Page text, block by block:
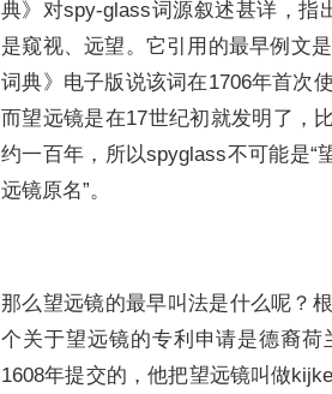
典》对spy-glass词源叙述甚详，指
是窥视、远望。它引用的最早例文
词典》电子版说该词在1706年首次
而望远镜是在17世纪初就发明了，
约一百年，所以spyglass不可能是“
远镜原名”。
那么望远镜的最早叫法是什么呢？
个关于望远镜的专利申请是德裔荷
1608年提交的，他把望远镜叫做